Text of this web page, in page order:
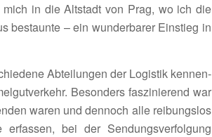
in die Altstadt von Prag, wo ich die
bestaunte – ein wunder­barer Einstieg in
Abtei­lungen der Logistik kennen­
Beson­ders faszi­nie­rend war
waren und dennoch alle reibungslos
bei der Sendungs­ver­fol­gung